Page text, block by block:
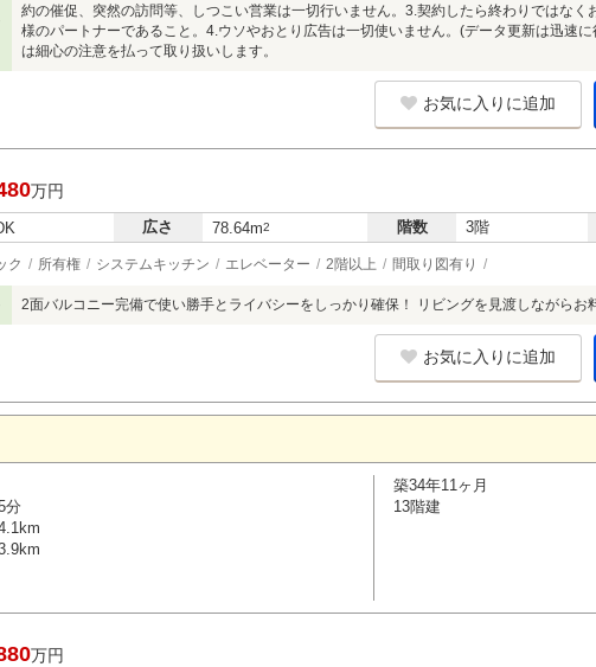
約の催促、突然の訪問等、しつこい営業は一切行いません。3.契約したら終わりではなく
様のパートナーであること。4.ウソやおとり広告は一切使いません。(データ更新は迅速
は細心の注意を払って取り扱いします。
お気に入りに追加
万円
広さ 78.64m2 階数 3階
ク 所有権 システムキッチン エレベーター 2階以上 間取り図有り
2面バルコニー完備で使い勝手とライバシーをしっかり確保！ リビングを見渡しながらお
お気に入りに追加
分
築34年11ヶ月
13階建
万円